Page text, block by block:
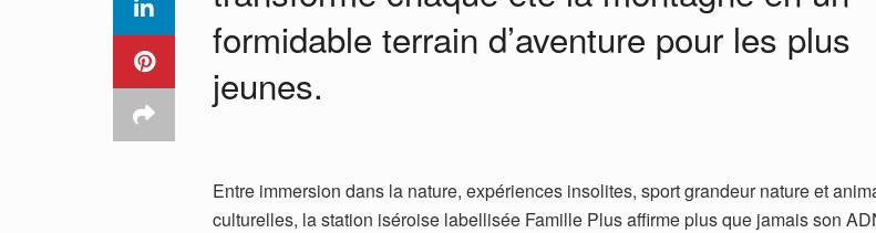
formidable terrain d’aventure pour les plus
jeunes.
Entre immersion dans la nature, expériences insolites, sport grandeur nature et
culturelles, la station iséroise labellisée Famille Plus affirme plus que jamais son